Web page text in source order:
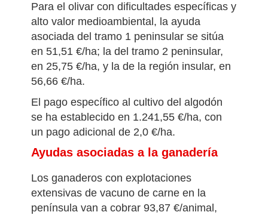
Para el olivar con dificultades específicas y
alto valor medioambiental, la ayuda
asociada del tramo 1 peninsular se sitúa
en 51,51 €/ha; la del tramo 2 peninsular,
en 25,75 €/ha, y la de la región insular, en
56,66 €/ha.
El pago específico al cultivo del algodón
se ha establecido en 1.241,55 €/ha, con
un pago adicional de 2,0 €/ha.
Ayudas asociadas a la ganadería
Los ganaderos con explotaciones
extensivas de vacuno de carne en la
península van a cobrar 93,87 €/animal,